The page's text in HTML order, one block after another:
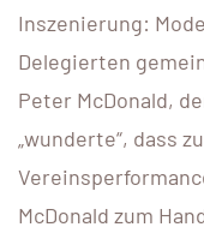
Inszenierung:
Delegierten
Peter McDonald,
„wunderte“, dass
McDonald zum